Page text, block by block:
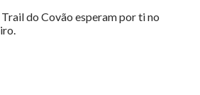
do Covão esperam por ti no